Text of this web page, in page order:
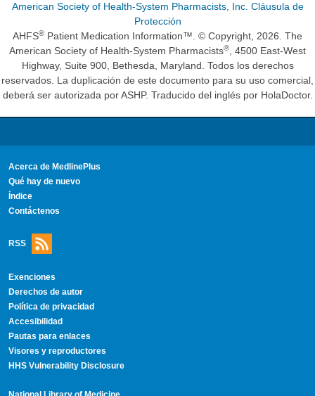
American Society of Health-System Pharmacists, Inc. Cláusula de
Protección
AHFS® Patient Medication Information™. © Copyright, 2026. The
American Society of Health-System Pharmacists®, 4500 East-West
Highway, Suite 900, Bethesda, Maryland. Todos los derechos
reservados. La duplicación de este documento para su uso comercial,
deberá ser autorizada por ASHP. Traducido del inglés por HolaDoctor.
Acerca de MedlinePlus
Qué hay de nuevo
Índice
Contáctenos
RSS
Exenciones
Derechos de autor
Política de privacidad
Accesibilidad
Pautas para enlaces
Visores y reproductores
HHS Vulnerability Disclosure